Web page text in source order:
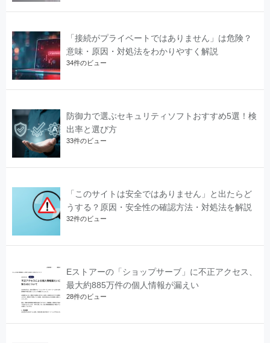
「接続がプライベートではありません」は危険？
意味・原因・対処法をわかりやすく解説
34件のビュー
防御力で選ぶセキュリティソフトおすすめ5選！検
出率と選び方
33件のビュー
「このサイトは安全ではありません」と出たらど
うする？原因・安全性の確認方法・対処法を解説
32件のビュー
Eストアーの「ショップサーブ」に不正アクセス、
最大約885万件の個人情報が漏えい
28件のビュー